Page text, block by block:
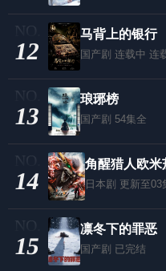
12
马背上的银行
国产剧 连载中 连
13
琅琊榜
国产剧 54集全
14
角醒猎人欧米
日本剧 更新至03
15
凛冬下的罪恶
国产剧 已完结